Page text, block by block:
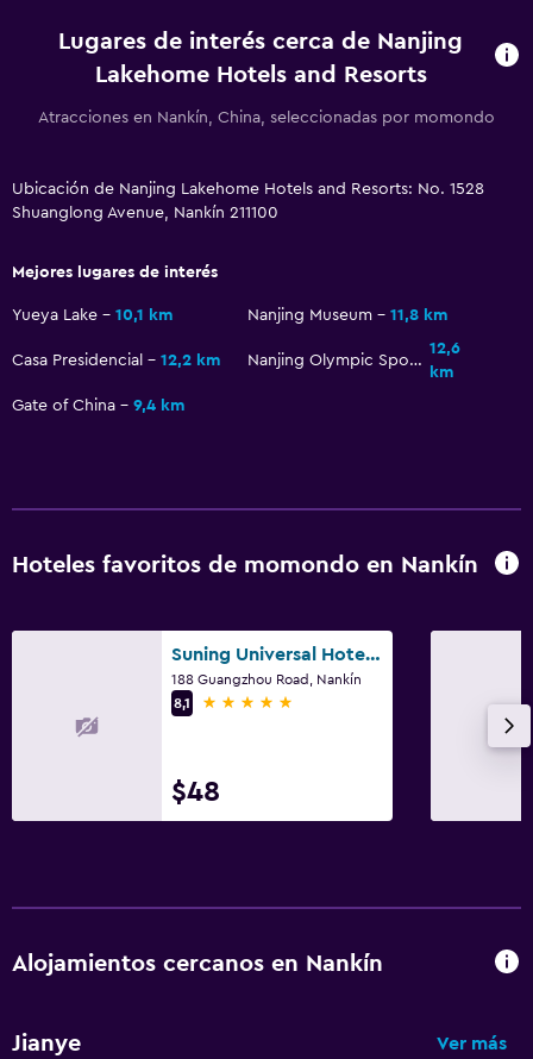
Lugares de interés cerca de Nanjing
Lakehome Hotels and Resorts
Atracciones en Nankín, China, seleccionadas por momondo
Ubicación de Nanjing Lakehome Hotels and Resorts: No. 1528
Shuanglong Avenue, Nankín 211100
Mejores lugares de interés
Yueya Lake 10,1 km Nanjing Museum 11,8 km
Casa Presidencial 12,2 km Nanjing Olympic Sports Center
12,6
km
Gate of China
9,4 km
Hoteles favoritos de momondo en Nankín
Suning Universal Hotel All-Suites
188 Guangzhou Road, Nankín
8,1
5 estrellas
$48
Alojamientos cercanos en Nankín
Jianye Ver más